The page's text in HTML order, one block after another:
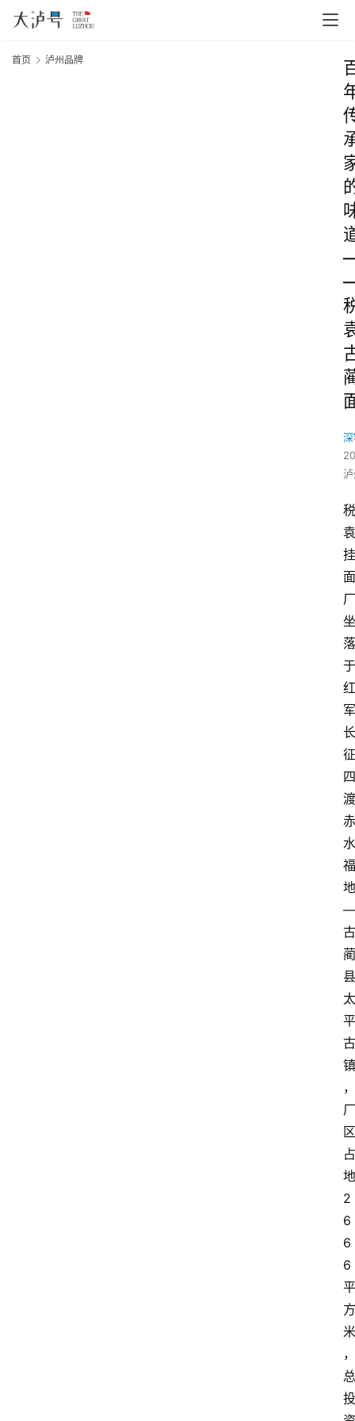
首页 泸州品牌
税
袁
挂
面
厂
坐
落
于
红
军
长
征
四
渡
赤
水
福
地
—
古
蔺
县
太
平
古
镇
，
厂
区
占
地
2
6
6
6
平
方
米
，
总
投